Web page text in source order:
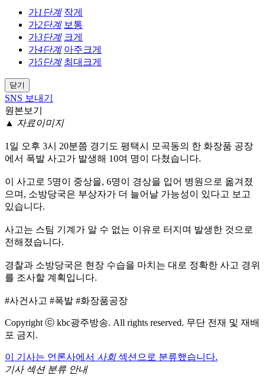
가1단계 작게
가2단계 보통
가3단계 크게
가4단계 아주크게
가5단계 최대크게
닫기
SNS 보내기
원본보기
▲ 자료이미지
1일 오후 3시 20분쯤 경기도 평택시 모곡동의 한 화장품 공장
에서 폭발 사고가 발생해 10여 명이 다쳤습니다.
이 사고로 5명이 중상을, 6명이 경상을 입어 병원으로 옮겨졌
으며, 소방당국은 부상자가 더 늘어날 가능성이 있다고 보고
있습니다.
사고는 스팀 기계가 알 수 없는 이유로 터지며 발생한 것으로
전해졌습니다.
경찰과 소방당국은 현장 수습을 마치는 대로 정확한 사고 경위
를 조사할 계획입니다.
#사건사고 #폭발 #화장품공장
Copyright ⓒ kbc광주방송. All rights reserved. 무단 전재 및 재배
포 금지.
이 기사는 언론사에서 사회섹션으로 분류했습니다.
기사 섹션 분류 안내